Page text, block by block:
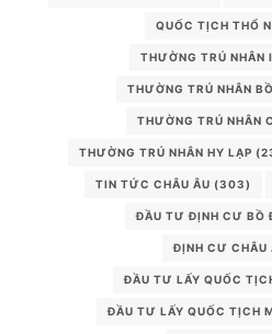
QUỐC TỊCH THỔ
THƯỜNG TRÚ NHÂN
THƯỜNG TRÚ NHÂN
THƯỜNG TRÚ NHÂN
THƯỜNG TRÚ NHÂN HY LẠP
TIN TỨC CHÂU ÂU (303)
ĐẦU TƯ ĐỊNH CƯ BỒ
ĐỊNH CƯ CHÂU
ĐẦU TƯ LẤY QUỐC
ĐẦU TƯ LẤY QUỐC TỊCH